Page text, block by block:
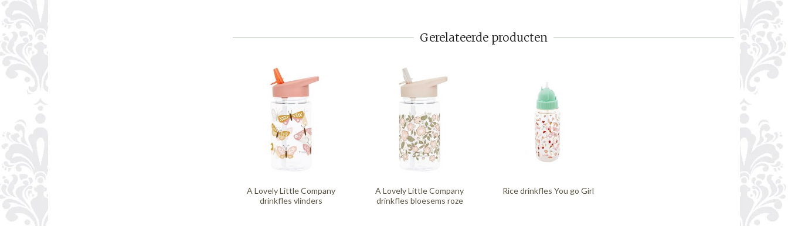
Gerelateerde producten
A Lovely Little Company
drinkfles vlinders
A Lovely Little Company
drinkfles bloesems roze
Rice drinkfles You go Girl